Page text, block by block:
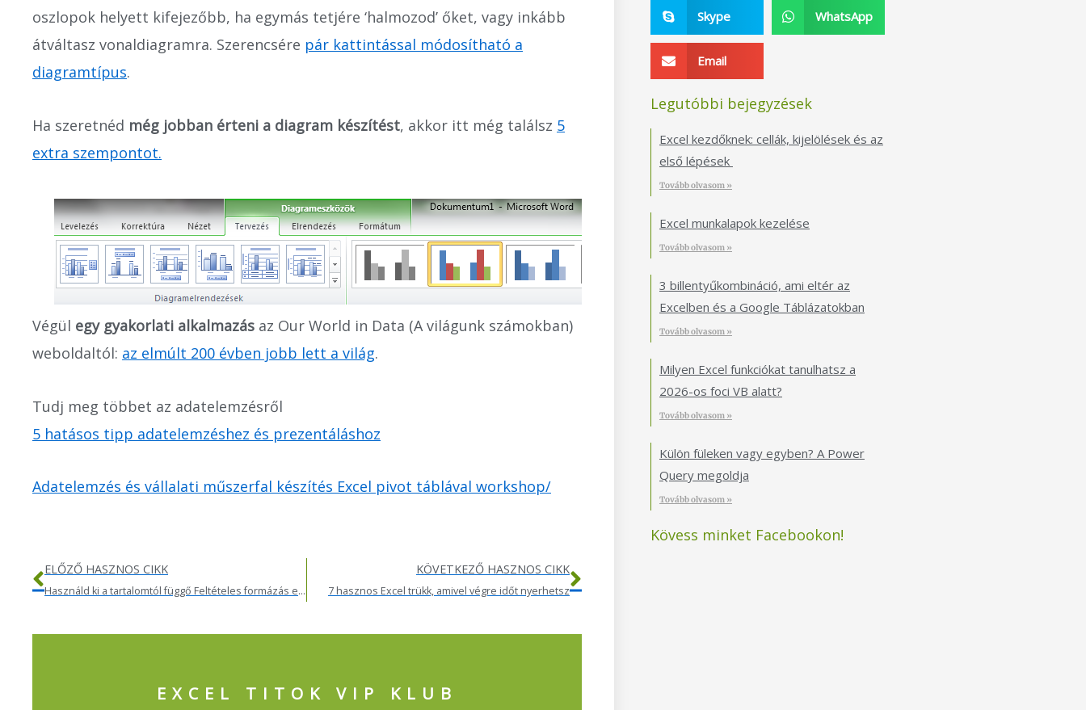
oszlopok helyett kifejezőbb, ha egymás tetjére ‘halmozod’ őket, vagy inkább
átváltasz vonaldiagramra. Szerencsére pár kattintással módosítható a
diagramtípus.
Ha szeretnéd még jobban érteni a diagram készítést, akkor itt még találsz 5
extra szempontot.
Végül egy gyakorlati alkalmazás az Our World in Data (A világunk számokban)
weboldaltól: az elmúlt 200 évben jobb lett a világ.
Tudj meg többet az adatelemzésről
5 hatásos tipp adatelemzéshez és prezentáláshoz
Adatelemzés és vállalati műszerfal készítés Excel pivot táblával workshop/
ELŐZŐ HASZNOS CIKK
Használd ki a tartalomtól függő Feltételes formázás előnyeit
KÖVETKEZŐ HASZNOS CIKK
7 hasznos Excel trükk, amivel végre időt nyerhetsz
Következő
EXCEL TITOK VIP KLUB
Skype WhatsApp
Email
Legutóbbi bejegyzések
Excel kezdőknek: cellák, kijelölések és az
első lépések
Tovább olvasom »
Excel munkalapok kezelése
Tovább olvasom »
3 billentyűkombináció, ami eltér az
Excelben és a Google Táblázatokban
Tovább olvasom »
Milyen Excel funkciókat tanulhatsz a
2026-os foci VB alatt?
Tovább olvasom »
Külön füleken vagy egyben? A Power
Query megoldja
Tovább olvasom »
Kövess minket Facebookon!